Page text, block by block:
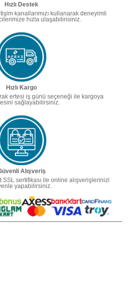
Hızlı Destek
kanallarımızı kullanarak deneyimli
hızla ulaşabilirisiniz.
Hızlı Kargo
ertesi iş günü seçeneği ile kargoya
sağlayabilirsiniz.
Alışveriş
sertifikası ile online alışverişlerinizi
yapabilirsiniz.